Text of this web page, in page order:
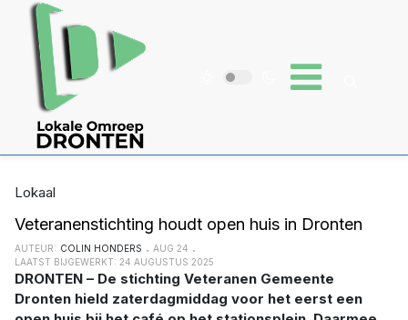
Lokaal
Veteranenstichting houdt open huis in Dronten
AUTEUR: COLIN HONDERS
AUG 24
LAATST BIJGEWERKT: 24 AUGUSTUS 2025
DRONTEN – De stichting Veteranen Gemeente
Dronten hield zaterdagmiddag voor het eerst een